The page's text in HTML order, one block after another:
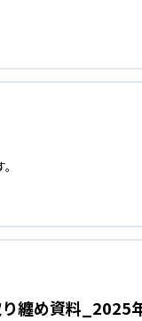
纏め資料_2025